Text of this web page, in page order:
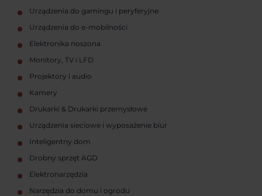
Urządzenia do gamingu i peryferyjne
Urządzenia do e-mobilności
Elektronika noszona
Monitory, TV i LFD
Projektory i audio
Kamery
Drukarki & Drukarki przemysłowe
Urządzenia sieciowe i wyposażenie biur
Inteligentny dom
Drobny sprzęt AGD
Elektronarzędzia
Narzędzia do domu i ogrodu